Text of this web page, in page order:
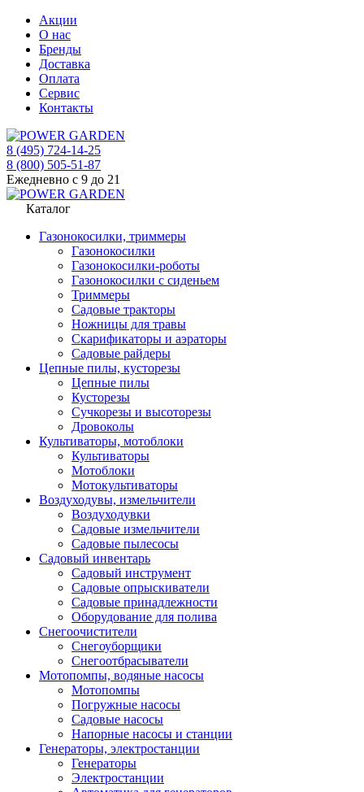
Акции
О нас
Бренды
Доставка
Оплата
Сервис
Контакты
8 (495) 724-14-25
8 (800) 505-51-87
Ежедневно с 9 до 21
Каталог
Газонокосилки, триммеры
Газонокосилки
Газонокосилки-роботы
Газонокосилки с сиденьем
Триммеры
Садовые тракторы
Ножницы для травы
Скарификаторы и аэраторы
Садовые райдеры
Цепные пилы, кусторезы
Цепные пилы
Кусторезы
Сучкорезы и высоторезы
Дровоколы
Культиваторы, мотоблоки
Культиваторы
Мотоблоки
Мотокультиваторы
Воздуходувы, измельчители
Воздуходувки
Садовые измельчители
Садовые пылесосы
Садовый инвентарь
Садовый инструмент
Садовые опрыскиватели
Садовые принадлежности
Оборудование для полива
Снегоочистители
Снегоуборщики
Снегоотбрасыватели
Мотопомпы, водяные насосы
Мотопомпы
Погружные насосы
Садовые насосы
Напорные насосы и станции
Генераторы, электростанции
Генераторы
Электростанции